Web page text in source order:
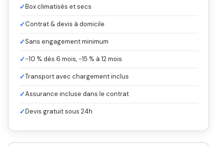
✓Box climatisés et secs
✓Contrat & devis à domicile
✓Sans engagement minimum
✓-10 % dès 6 mois, -15 % à 12 mois
✓Transport avec chargement inclus
✓Assurance incluse dans le contrat
✓Devis gratuit sous 24h